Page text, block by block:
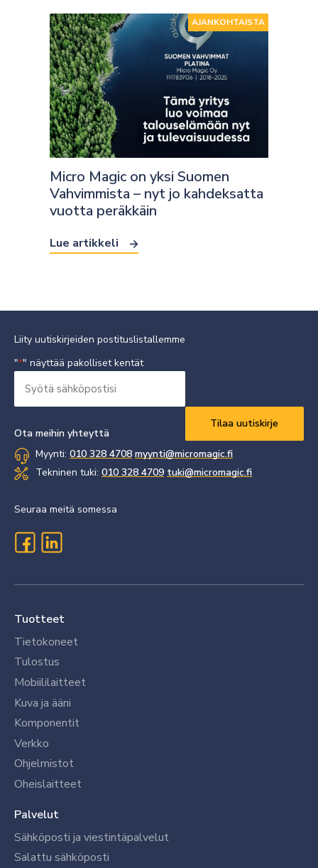
Micro Magic on yksi Suomen
Vahvimmista – nyt jo kahdeksatta
vuotta peräkkäin
Lue artikkeli
AJANKOHTAISTA
Liity uutiskirjeiden postituslistallemme
"*" näyttää pakolliset kentät
sähköpostisi
Ota meihin yhteyttä
Myynti: 010 328 4708 myynti@micromagic.fi
Tekninen tuki: 010 328 4709 tuki@micromagic.fi
Seuraa meitä somessa
Tuotteet
Tietokoneet
Tulostus
Mobiililaitteet
Kuva ja ääni
Komponentit
Verkko
Ohjelmistot
Oheislaitteet
Palvelut
Sähköposti ja viestintäpalvelut
Salattu sähköposti